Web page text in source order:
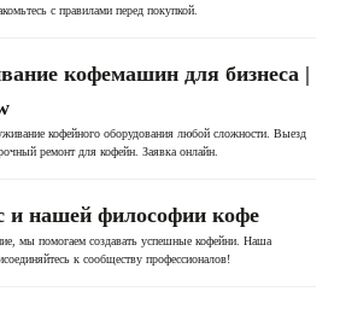
с правилами перед покупкой.
кофемашин для бизнеса |
кофейного оборудования любой сложности. Выезд
ремонт для кофейн. Заявка онлайн.
и нашей философии кофе
мы помогаем создавать успешные кофейни. Наша
к сообществу профессионалов!